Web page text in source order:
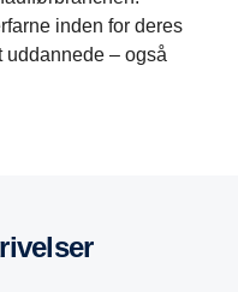
inden for deres
uddannede – også